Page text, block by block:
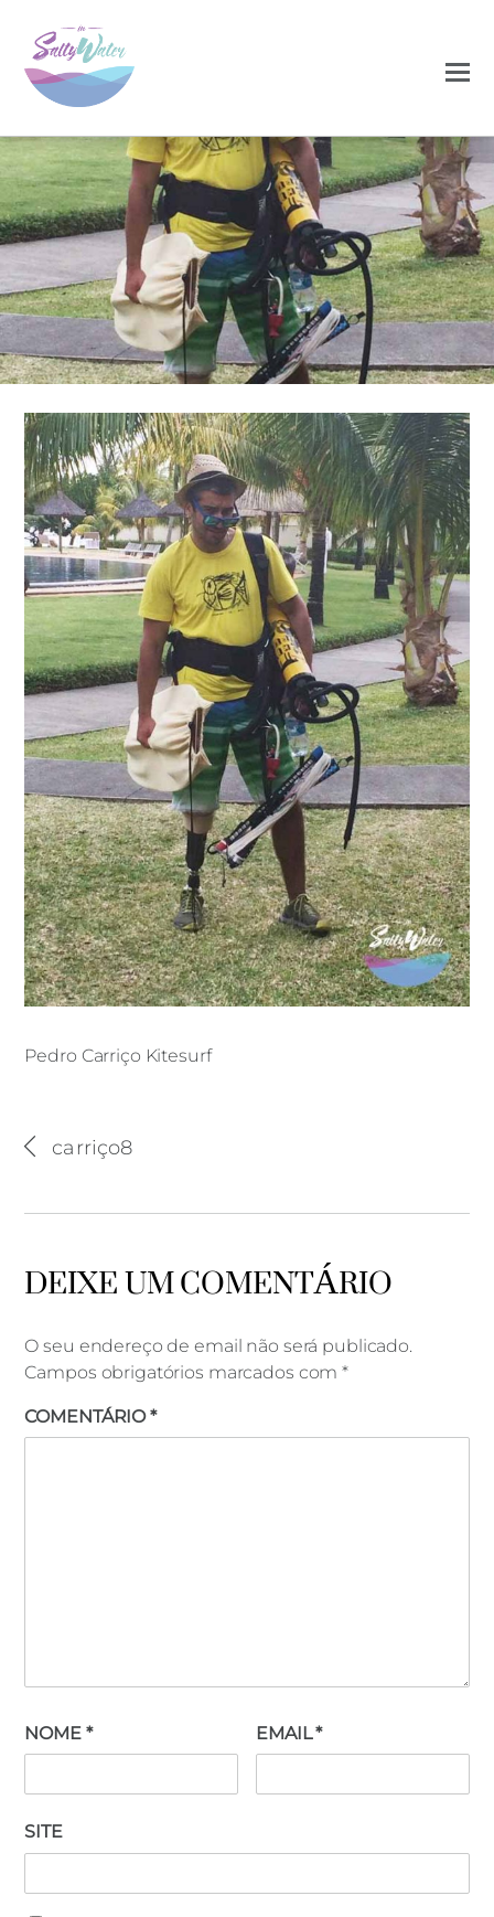
NOVEMBRO 24, 2020 0 0
carriço8
Pedro Carriço Kitesurf
carriço8
DEIXE UM COMENTÁRIO
O seu endereço de email não será publicado.
Campos obrigatórios marcados com*
COMENTÁRIO*
NOME * EMAIL*
SITE